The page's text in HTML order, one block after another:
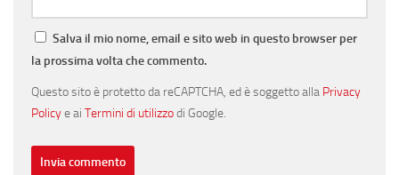
Salva il mio nome, email e sito web in questo browser per
la prossima volta che commento.
Questo sito è protetto da reCAPTCHA, ed è soggetto alla Privacy
Policye ai Termini di utilizzodi Google.